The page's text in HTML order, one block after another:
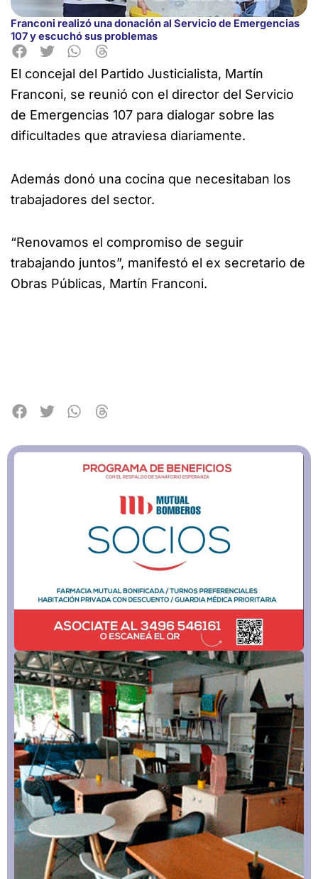
Franconi realizó una donación al Servicio de Emergencias
107 y escuchó sus problemas
El concejal del Partido Justicialista, Martín
Franconi, se reunió con el director del Servicio
de Emergencias 107 para dialogar sobre las
dificultades que atraviesa diariamente.
Además donó una cocina que necesitaban los
trabajadores del sector.
“Renovamos el compromiso de seguir
trabajando juntos”, manifestó el ex secretario de
Obras Públicas, Martín Franconi.